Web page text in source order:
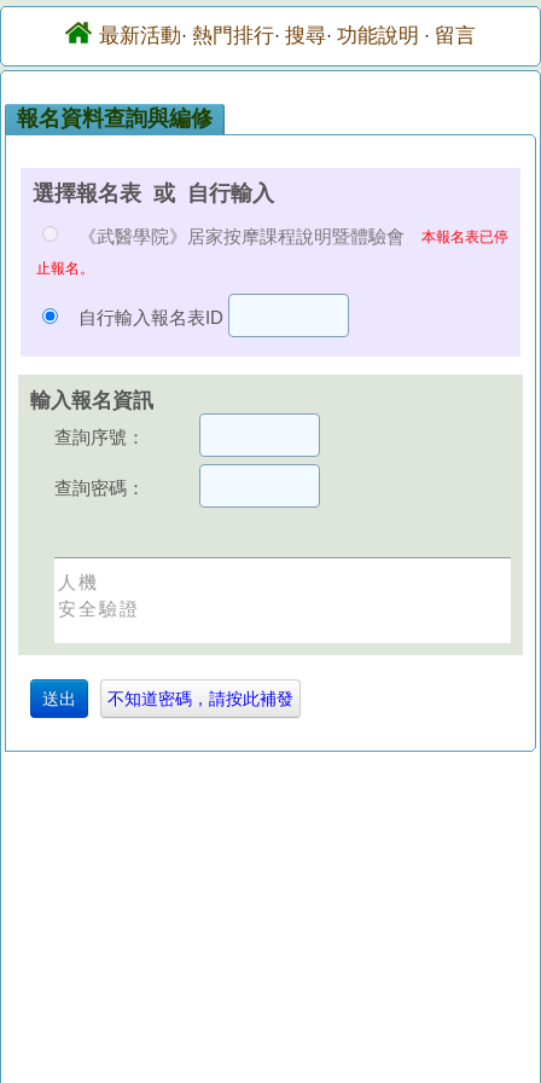
最新活動· 熱門排行· 搜尋· 功能說明 · 留言
報名資料查詢與編修
選擇報名表 或 自行輸入
《武醫學院》居家按摩課程說明暨體驗會
本報名表已停
止報名。
自行輸入報名表ID
輸入報名資訊
查詢序號：
查詢密碼：
人機
安全驗證